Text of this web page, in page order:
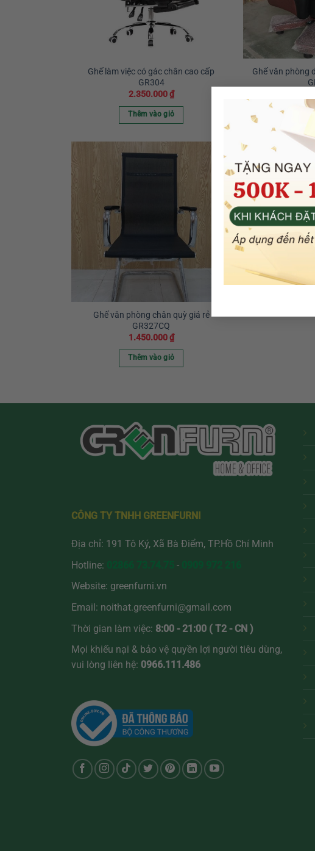
Ghế làm việc có gác chân cao cấp
GR304
2.350.000₫
Thêm vào giỏ
Ghế văn phòng
Ghế văn phòng chân quỳ giá rẻ
GR327CQ
1.450.000₫
Thêm vào giỏ
CÔNG TY TNHH GREENFURNI
Địa chỉ: 191 Tô Ký, Xã Bà Điểm, TP.Hồ Chí Minh
Hotline:
-
Website: greenfurni.vn
Email: noithat.greenfurni@gmail.com
Thời gian làm việc: 8:00 - 21:00 ( T2 - CN )
Mọi khiếu nại & bảo vệ quyền lợi người tiêu dùng,
vui lòng liên hệ: 0966.111.486